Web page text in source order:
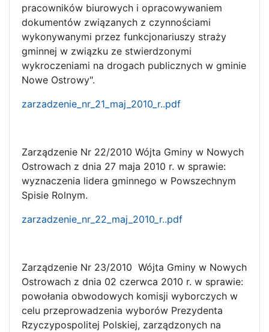
pracowników biurowych i opracowywaniem
dokumentów związanych z czynnościami
wykonywanymi przez funkcjonariuszy straży
gminnej w związku ze stwierdzonymi
wykroczeniami na drogach publicznych w gminie
Nowe Ostrowy".
zarzadzenie_nr_21_maj_2010_r..pdf
Zarządzenie Nr 22/2010 Wójta Gminy w Nowych
Ostrowach z dnia 27 maja 2010 r. w sprawie:
wyznaczenia lidera gminnego w Powszechnym
Spisie Rolnym.
zarzadzenie_nr_22_maj_2010_r..pdf
Zarządzenie Nr 23/2010 Wójta Gminy w Nowych
Ostrowach z dnia 02 czerwca 2010 r. w sprawie:
powołania obwodowych komisji wyborczych w
celu przeprowadzenia wyborów Prezydenta
Rzyczypospolitej Polskiej, zarządzonych na